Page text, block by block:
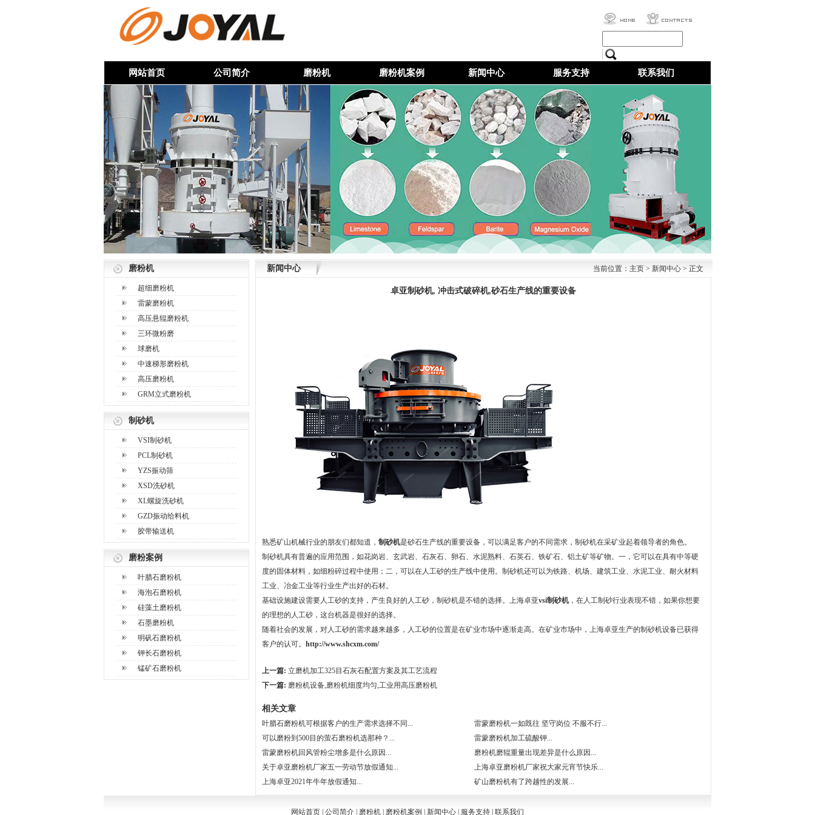
网站首页 公司简介 磨粉机 磨粉机案例 新闻中心 服务支持 联系我们
磨粉机
超细磨粉机
雷蒙磨粉机
高压悬辊磨粉机
三环微粉磨
球磨机
中速梯形磨粉机
高压磨粉机
GRM立式磨粉机
制砂机
VSI制砂机
PCL制砂机
YZS振动筛
XSD洗砂机
XL螺旋洗砂机
GZD振动给料机
胶带输送机
磨粉案例
叶腊石磨粉机
海泡石磨粉机
硅藻土磨粉机
石墨磨粉机
明矾石磨粉机
钾长石磨粉机
锰矿石磨粉机
新闻中心 当前位置： 主页 > 新闻中心 > 正文
卓亚制砂机, 冲击式破碎机,砂石生产线的重要设备
熟悉矿山机械行业的朋友们都知道， 制砂机是砂石生产线的重要设备，可以满足客户的不同需求，制砂机在采矿业起着领导者的角色。
制砂机具有普遍的应用范围，如花岗岩、玄武岩、石灰石、卵石、水泥熟料、石英石、铁矿石、铝土矿等矿物。一，它可以在具有中等硬
度的固体材料，如细粉碎过程中使用；二，可以在人工砂的生产线中使用。制砂机还可以为铁路、机场、建筑工业、水泥工业、耐火材料
工业、冶金工业等行业生产出好的石材。
基础设施建设需要人工砂的支持，产生良好的人工砂，制砂机是不错的选择。上海卓亚vsi制砂机，在人工制砂行业表现不错，如果你想要
的理想的人工砂，这台机器是很好的选择。
随着社会的发展，对人工砂的需求越来越多，人工砂的位置是在矿业市场中逐渐走高。在矿业市场中，上海卓亚生产的制砂机设备已获得
客户的认可。 http://www.shcxm.com/
上一篇: 立磨机加工325目石灰石配置方案及其工艺流程
下一篇: 磨粉机设备,磨粉机细度均匀,工业用高压磨粉机
相关文章
叶腊石磨粉机可根据客户的生产需求选择不同...
雷蒙磨粉机一如既往 坚守岗位 不服不行...
可以磨粉到500目的萤石磨粉机选那种？...
雷蒙磨粉机加工硫酸钾...
雷蒙磨粉机回风管粉尘增多是什么原因...
磨粉机磨辊重量出现差异是什么原因...
关于卓亚磨粉机厂家五一劳动节放假通知...
上海卓亚磨粉机厂家祝大家元宵节快乐...
上海卓亚2021年牛年放假通知...
矿山磨粉机有了跨越性的发展...
网站首页 公司简介 磨粉机 磨粉机案例 新闻中心 服务支持 联系我们